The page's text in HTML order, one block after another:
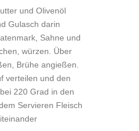
und Olivenöl
Gulasch darin
Sahne und
würzen. Über
Brühe angießen.
verteilen und den
220 Grad in den
Servieren Fleisch